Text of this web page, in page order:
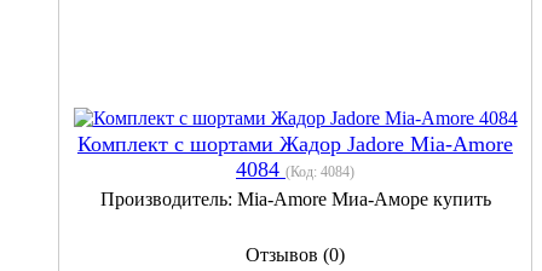
Комплект с шортами Жадор Jadore Mia-Amore
4084 (Код: 4084)
Производитель: Mia-Amore Миа-Аморе купить
Отзывов (0)